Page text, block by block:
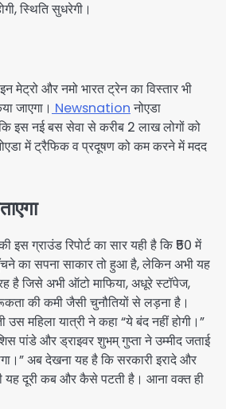
स्थिति सुधरेगी।
मेट्रो और नमो भारत ट्रेन का विस्तार भी
जाएगा। Newsnationनोएडा
इस नई बस सेवा से करीब 2 लाख लोगों को
में ट्रैफिक व प्रदूषण को कम करने में मदद
इस ग्राउंड रिपोर्ट का सार यही है कि ₹50 में
का सपना साकार तो हुआ है, लेकिन अभी यह
है जिसे अभी ऑटो माफिया, अधूरे स्टॉपेज,
की कमी जैसी चुनौतियों से लड़ना है।
महिला यात्री ने कहा “ये बंद नहीं होगी।”
और ड्राइवर शुभम् गुप्ता ने उम्मीद जताई
अब देखना यह है कि सरकारी इरादे और
यह दूरी कब और कैसे पटती है। आना वक्त ही